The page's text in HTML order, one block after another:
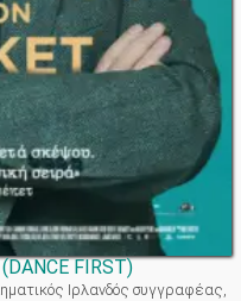
DANCE FIRST)
Ιρλανδός συγγραφέας,